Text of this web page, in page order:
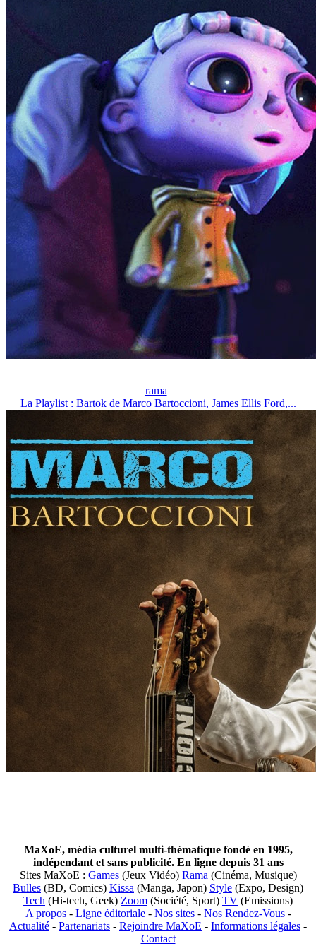
rama
La Playlist : Bartok de Marco Bartoccioni, James Ellis Ford,...
MaXoE, média culturel multi-thématique fondé en 1995,
indépendant et sans publicité. En ligne depuis 31 ans
Sites MaXoE : Games(Jeux Vidéo) Rama (Cinéma, Musique)
Bulles (BD, Comics) Kissa (Manga, Japon) Style (Expo, Design)
Tech (Hi-tech, Geek) Zoom (Société, Sport) TV (Emissions)
A propos- Ligne éditoriale- Nos sites- Nos Rendez-Vous-
Actualité - Partenariats - Rejoindre MaXoE - Informations légales -
Contact